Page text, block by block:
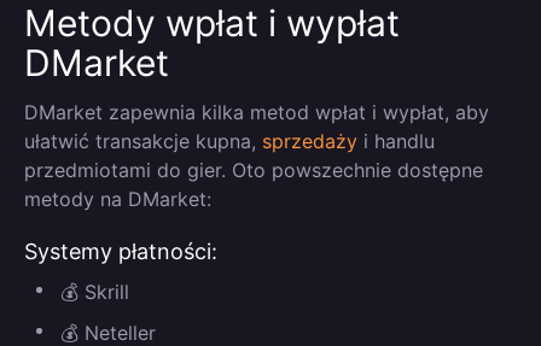
Metody wpłat i wypłat
DMarket
DMarket zapewnia kilka metod wpłat i wypłat, aby
ułatwić transakcje kupna, sprzedaży i handlu
przedmiotami do gier. Oto powszechnie dostępne
metody na DMarket:
Systemy płatności:
💰 Skrill
💰 Neteller